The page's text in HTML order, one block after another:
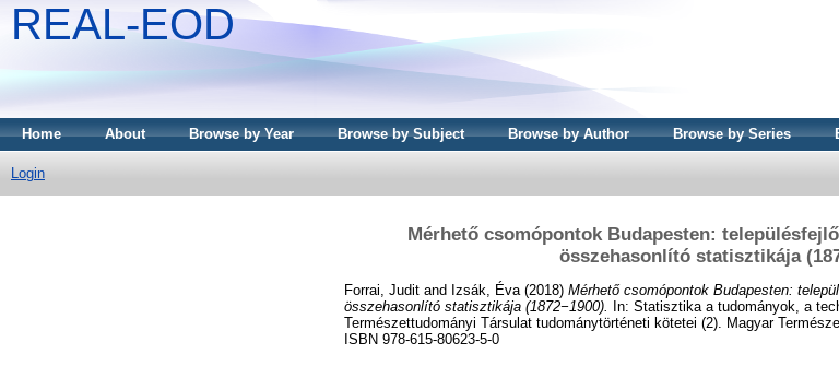
REAL-EOD
Home About Browse by Year Browse by Subject Browse by Author Browse by Series
Login
Mérhető csomópontok Budapesten:
összehasonlító statisztikája
Forrai, Judit and Izsák, Éva (2018) Mérhető csomópontok Budapesten:
összehasonlító statisztikája (1872−1900). In: Statisztika a tudományok, a
Természettudományi Társulat tudománytörténeti kötetei (2). Magyar
ISBN 978-615-80623-5-0